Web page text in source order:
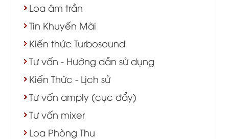
Loa âm trần
Tin Khuyến Mãi
Kiến thức Turbosound
Tư vấn - Hướng dẫn sử dụng
Kiến Thức - Lịch sử
Tư vấn amply (cục đẩy)
Tư vấn mixer
Loa Phòng Thu